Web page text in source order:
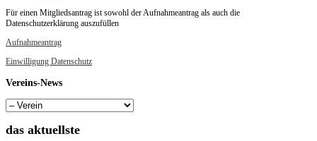
Für einen Mitgliedsantrag ist sowohl der Aufnahmeantrag als auch die
Datenschutzerklärung auszufüllen
Aufnahmeantrag
Einwilligung Datenschutz
Vereins-News
das aktuellste